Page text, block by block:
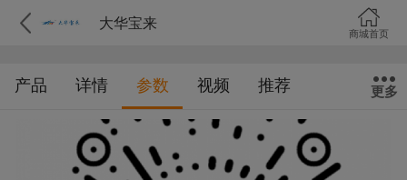
大华宝来
商城首页
产品 详情 参数 视频 推荐 更多